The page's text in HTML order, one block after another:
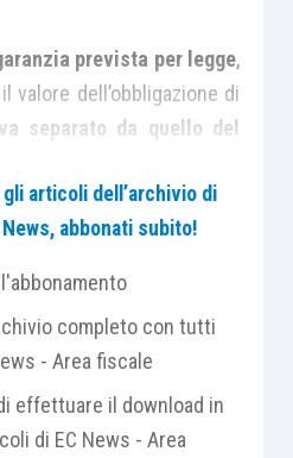
prevista per legge,
valore dell’obbligazione di
separato da quello del
deve essere trattata alla
unità elementare di
la società dovrà
ricavo nell’esercizio di
l’intero ammontare
alla vendita, mentre dovrà
articoli dell’archivio di
abbonati subito!
completo con tutti
- Area fiscale
effettuare il download in
di EC News - Area